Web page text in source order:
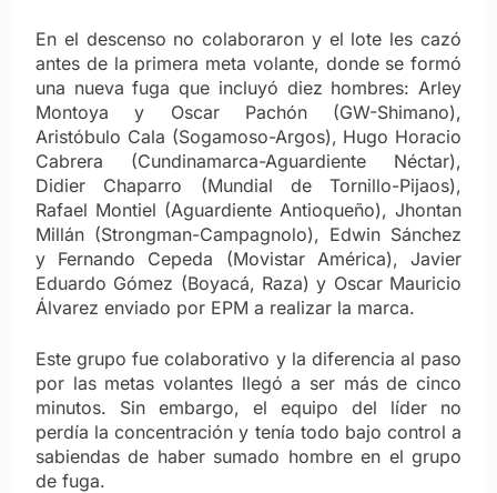
En el descenso no colaboraron y el lote les cazó
antes de la primera meta volante, donde se formó
una nueva fuga que incluyó diez hombres: Arley
Montoya y Oscar Pachón (GW-Shimano),
Aristóbulo Cala (Sogamoso-Argos), Hugo Horacio
Cabrera (Cundinamarca-Aguardiente Néctar),
Didier Chaparro (Mundial de Tornillo-Pijaos),
Rafael Montiel (Aguardiente Antioqueño), Jhontan
Millán (Strongman-Campagnolo), Edwin Sánchez
y Fernando Cepeda (Movistar América), Javier
Eduardo Gómez (Boyacá, Raza) y Oscar Mauricio
Álvarez enviado por EPM a realizar la marca.
Este grupo fue colaborativo y la diferencia al paso
por las metas volantes llegó a ser más de cinco
minutos. Sin embargo, el equipo del líder no
perdía la concentración y tenía todo bajo control a
sabiendas de haber sumado hombre en el grupo
de fuga.